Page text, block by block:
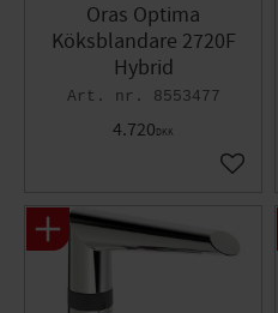
Oras Optima
Köksblandare 2720F
Hybrid
8553477
4.720DKK
Gem